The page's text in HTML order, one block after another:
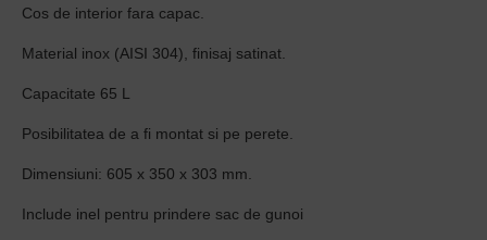
Cos de interior fara capac.
Material inox (AISI 304), finisaj satinat.
Capacitate 65 L
Posibilitatea de a fi montat si pe perete.
Dimensiuni: 605 x 350 x 303 mm.
Include inel pentru prindere sac de gunoi